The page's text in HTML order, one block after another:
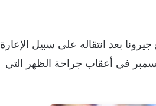
بعد انتقاله على سبيل الإعارة
في أعقاب جراحة الظهر التي